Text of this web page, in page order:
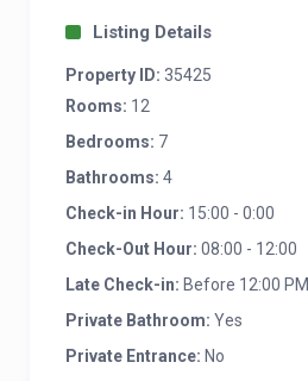
Listing Details
Property ID: 35425
Rooms: 12
Bedrooms: 7
Bathrooms: 4
Check-in Hour: 15:00 - 0:00
Check-Out Hour: 08:00 - 12:00
Late Check-in: Before 12:00 PM
Private Bathroom: Yes
Private Entrance: No